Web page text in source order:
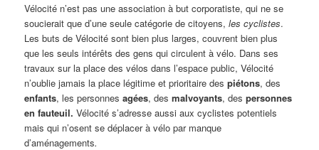
Vélocité n’est pas une association à but corporatiste, qui ne se
soucierait que d’une seule catégorie de citoyens,les cyclistes.
Les buts de Vélocité sont bien plus larges, couvrent bien plus
que les seuls intérêts des gens qui circulent à vélo. Dans ses
travaux sur la place des vélos dans l’espace public, Vélocité
n’oublie jamais la place légitime et prioritaire despiétons, des
enfants, les personnesagées, desmalvoyants, despersonnes
en fauteuil.Vélocité s’adresse aussi aux cyclistes potentiels
mais qui n’osent se déplacer à vélo par manque
d’aménagements.